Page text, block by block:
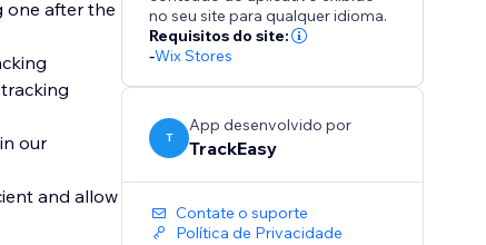
one after the
our
and allow
no seu site para qualquer idioma.
Requisitos do site:
-Wix Stores
T
App desenvolvido por
TrackEasy
Contate o suporte
Política de Privacidade